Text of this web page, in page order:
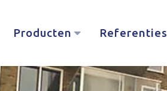
Producten Referenties